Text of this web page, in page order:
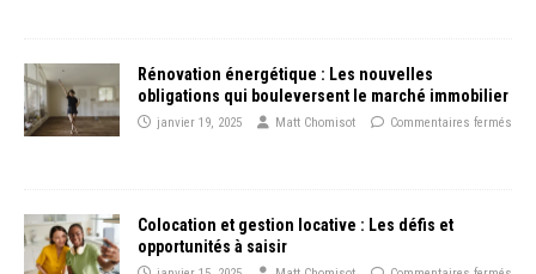
Rénovation énergétique : Les nouvelles
obligations qui bouleversent le marché immobilier
janvier 19, 2025 Matt Chomisot Commentaires fermés
Colocation et gestion locative : Les défis et
opportunités à saisir